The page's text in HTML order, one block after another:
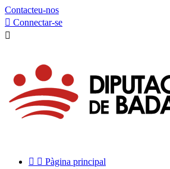
Contacteu-nos
 Connectar-se

  Pàgina principal